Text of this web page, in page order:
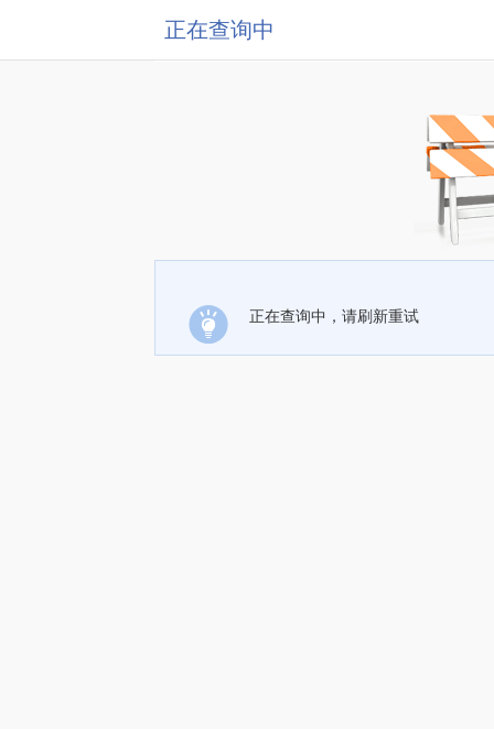
正在查询中
正在查询中，请刷新重试